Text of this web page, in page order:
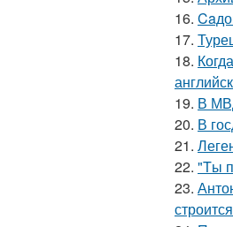
16.
17.
18.
19. В
20. В
21.
22. "Tы
23.